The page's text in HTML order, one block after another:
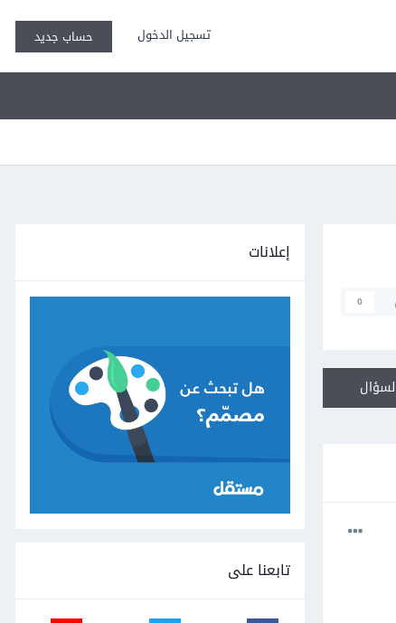
تسجيل الدخول حساب جديد
0
إعلانات
تابعنا على